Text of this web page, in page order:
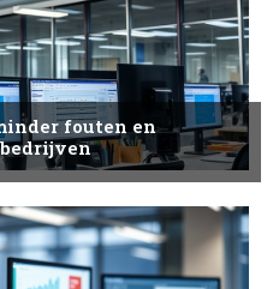
fouten en